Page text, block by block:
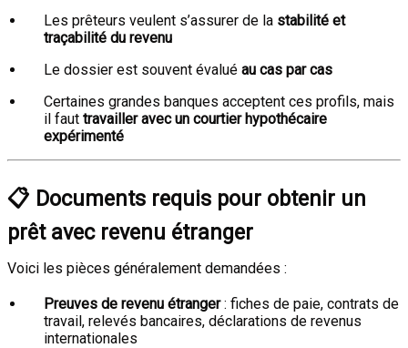
Les prêteurs veulent s’assurer de la stabilité et
traçabilité du revenu
Le dossier est souvent évalué au cas par cas
Certaines grandes banques acceptent ces profils, mais
il faut travailler avec un courtier hypothécaire
expérimenté
📋 Documents requis pour obtenir un
prêt avec revenu étranger
Voici les pièces généralement demandées :
Preuves de revenu étranger: fiches de paie, contrats de
travail, relevés bancaires, déclarations de revenus
internationales